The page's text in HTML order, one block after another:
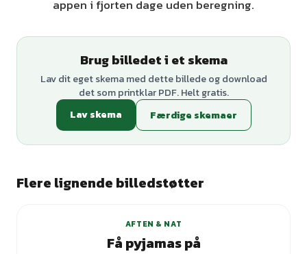
appen i fjorten dage uden beregning.
Brug billedet i et skema
Lav dit eget skema med dette billede og download
det som printklar PDF. Helt gratis.
Lav skema
Færdige skemaer
Flere lignende billedstøtter
AFTEN & NAT
Få pyjamas på